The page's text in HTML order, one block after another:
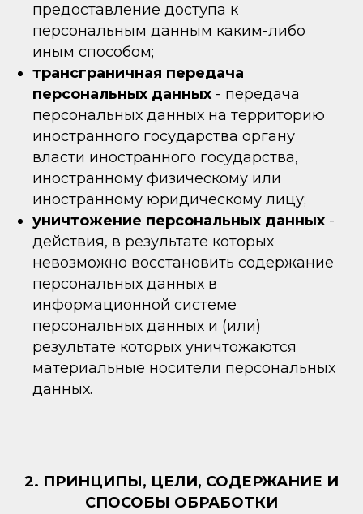
предоставление доступа к
персональным данным каким-либо
иным способом;
трансграничная передача
персональных данных - передача
персональных данных на территорию
иностранного государства органу
власти иностранного государства,
иностранному физическому или
иностранному юридическому лицу;
уничтожение персональных данных -
действия, в результате которых
невозможно восстановить содержание
персональных данных в
информационной системе
персональных данных и (или)
результате которых уничтожаются
материальные носители персональных
данных.
2. ПРИНЦИПЫ, ЦЕЛИ, СОДЕРЖАНИЕ И
СПОСОБЫ ОБРАБОТКИ